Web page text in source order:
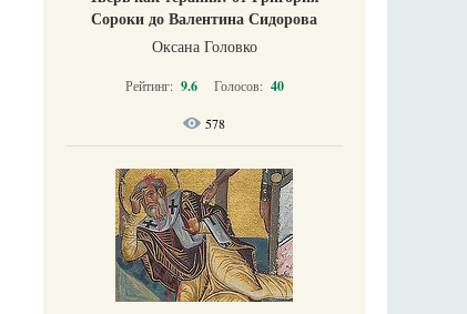
Сороки до Валентина Сидорова
Оксана Головко
Рейтинг: 9.6 Голосов: 40
578